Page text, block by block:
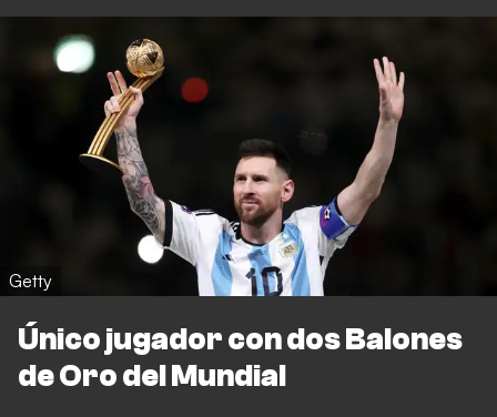
Getty
Único jugador con dos Balones
de Oro del Mundial